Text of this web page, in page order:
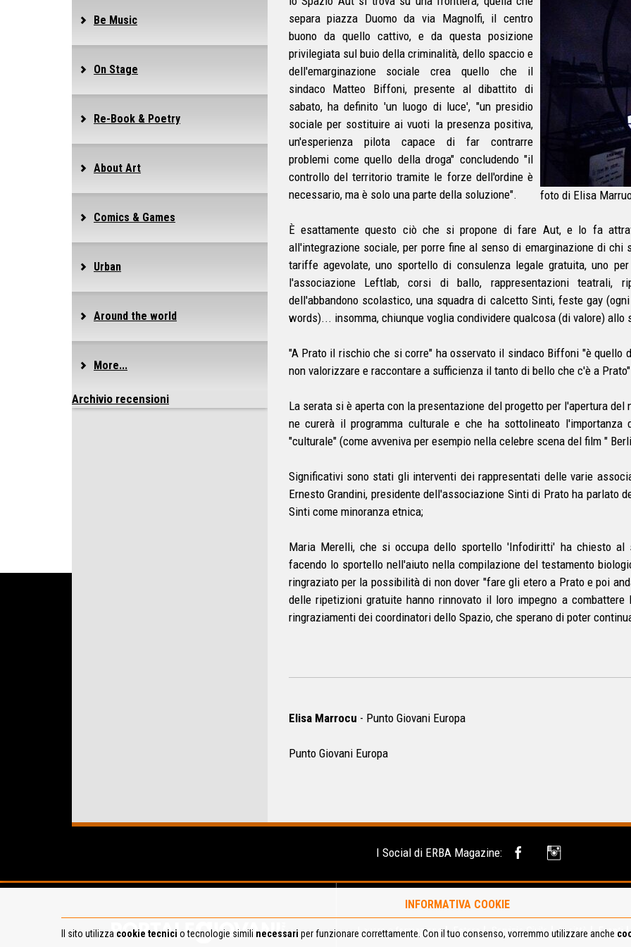
Be Music
On Stage
Re-Book & Poetry
About Art
Comics & Games
Urban
Around the world
More...
Archivio recensioni
foto di Elisa
separa piazza Duomo da via Magnolfi, il centro
buono da quello cattivo, e da questa posizione
privilegiata sul buio della criminalità, dello spaccio e
dell'emarginazione sociale crea quello che il
sindaco Matteo Biffoni, presente al dibattito di
sabato, ha definito 'un luogo di luce', "un presidio
sociale per sostituire ai vuoti la presenza positiva,
un'esperienza pilota capace di far contrarre
problemi come quello della droga" concludendo "il
controllo del territorio tramite le forze dell'ordine è
necessario, ma è solo una parte della soluzione".
È esattamente questo ciò che si propone di fare Aut, e lo fa
all'integrazione sociale, per porre fine al senso di emarginazione di chi
tariffe agevolate, uno sportello di consulenza legale gratuita, uno
l'associazione Leftlab, corsi di ballo, rappresentazioni teatrali,
dell'abbandono scolastico, una squadra di calcetto Sinti, feste gay
words)... insomma, chiunque voglia condividere qualcosa (di valore) allo
"A Prato il rischio che si corre" ha osservato il sindaco Biffoni "è quello
non valorizzare e raccontare a sufficienza il tanto di bello che c'è a
La serata si è aperta con la presentazione del progetto per l'apertura del
ne curerà il programma culturale e che ha sottolineato
"culturale" (come avveniva per esempio nella celebre scena del film "
Significativi sono stati gli interventi dei rappresentati delle varie
Ernesto Grandini, presidente dell'associazione Sinti di Prato ha parlato
Sinti come minoranza etnica;
Maria Merelli, che si occupa dello sportello 'Infodiritti' ha chiesto
facendo lo sportello nell'aiuto nella compilazione del testamento
ringraziato per la possibilità di non dover "fare gli etero a Prato e poi
delle ripetizioni gratuite hanno rinnovato il loro impegno a
ringraziamenti dei coordinatori dello Spazio, che sperano di poter
Elisa Marrocu - Punto Giovani Europa
Punto Giovani Europa
I Social di ERBA Magazine:
Lavoro e formazione Estero Servizio Civile In città Eventi
INFORMATIVA COOKIE
Il sito utilizza cookie tecnici o tecnologie simili necessari per funzionare correttamente. Con il tuo consenso, vorremmo utilizzare anche